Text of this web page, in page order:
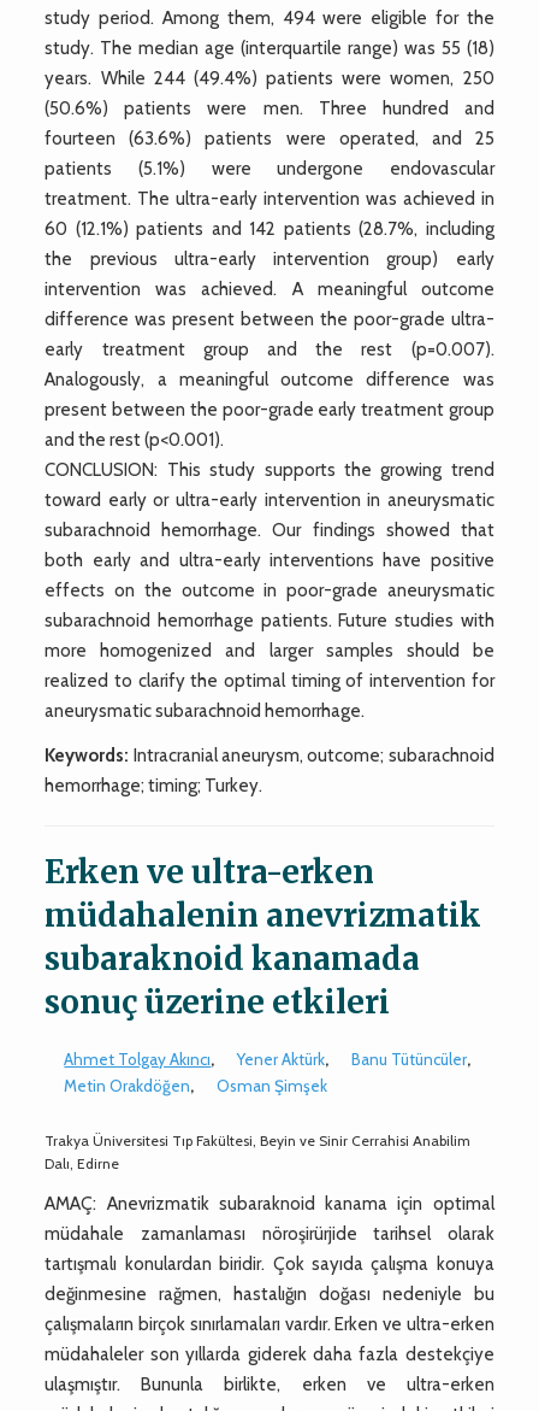
study period. Among them, 494 were eligible for the
study. The median age (interquartile range) was 55 (18)
years. While 244 (49.4%) patients were women, 250
(50.6%) patients were men. Three hundred and
fourteen (63.6%) patients were operated, and 25
patients (5.1%) were undergone endovascular
treatment. The ultra-early intervention was achieved in
60 (12.1%) patients and 142 patients (28.7%, including
the previous ultra-early intervention group) early
intervention was achieved. A meaningful outcome
difference was present between the poor-grade ultra-
early treatment group and the rest (p=0.007).
Analogously, a meaningful outcome difference was
present between the poor-grade early treatment group
and the rest (p<0.001).
CONCLUSION: This study supports the growing trend
toward early or ultra-early intervention in aneurysmatic
subarachnoid hemorrhage. Our findings showed that
both early and ultra-early interventions have positive
effects on the outcome in poor-grade aneurysmatic
subarachnoid hemorrhage patients. Future studies with
more homogenized and larger samples should be
realized to clarify the optimal timing of intervention for
aneurysmatic subarachnoid hemorrhage.
Keywords: Intracranial aneurysm, outcome; subarachnoid
hemorrhage; timing; Turkey.
Erken ve ultra-erken
müdahalenin anevrizmatik
subaraknoid kanamada
sonuç üzerine etkileri
Ahmet Tolgay Akıncı, Yener Aktürk, Banu Tütüncüler,
Metin Orakdöğen, Osman Şimşek
Trakya Üniversitesi Tıp Fakültesi, Beyin ve Sinir Cerrahisi Anabilim
Dalı, Edirne
AMAÇ: Anevrizmatik subaraknoid kanama için optimal
müdahale zamanlaması nöroşirürjide tarihsel olarak
tartışmalı konulardan biridir. Çok sayıda çalışma konuya
değinmesine rağmen, hastalığın doğası nedeniyle bu
çalışmaların birçok sınırlamaları vardır. Erken ve ultra-erken
müdahaleler son yıllarda giderek daha fazla destekçiye
ulaşmıştır. Bununla birlikte, erken ve ultra-erken